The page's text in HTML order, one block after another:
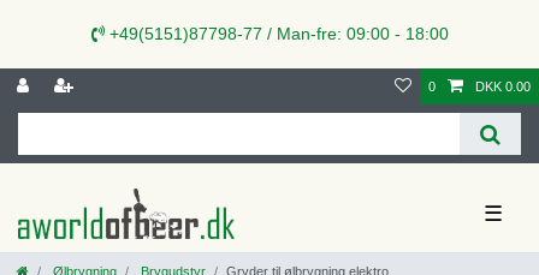
+49(5151)87798-77 / Man-fre: 09:00 - 18:00
0 DKK 0.00
☰
Ølbrygning Brygudstyr Gryder til ølbrygning elektro